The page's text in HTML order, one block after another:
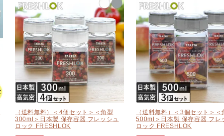
（送料無料）＜4個セット＞＜角型
300ml＞日本製 保存容器 フレッシュ
ロック FRESHLOK
（送料無料）＜3個セット＞＜
500ml＞日本製 保存容器 フレ
ロック FRESHLOK